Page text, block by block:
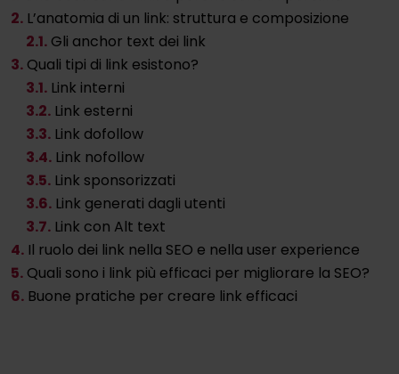
2. L’anatomia di un link: struttura e composizione
2.1. Gli anchor text dei link
3. Quali tipi di link esistono?
3.1. Link interni
3.2. Link esterni
3.3. Link dofollow
3.4. Link nofollow
3.5. Link sponsorizzati
3.6. Link generati dagli utenti
3.7. Link con Alt text
4. Il ruolo dei link nella SEO e nella user experience
5. Quali sono i link più efficaci per migliorare la SEO?
6. Buone pratiche per creare link efficaci